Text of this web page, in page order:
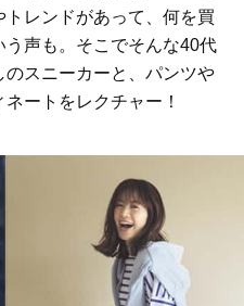
ダーレ
人気の40代髪型・ヘア
レンドがあって、何を買
声も。そこでそんな40代
スニーカーと、パンツや
ートをレクチャー！